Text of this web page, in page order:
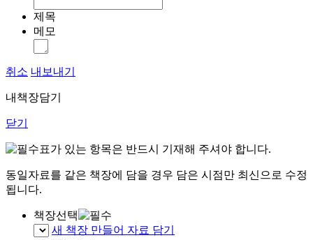
제목
메모
취소 내보내기
내책장담기
닫기
표가 있는 항목은 반드시 기재해 주셔야 합니다.
동일자료를 같은 책장에 담을 경우 담은 시점만 최신으로 수정
됩니다.
책장선택
새 책장 만들어 자료 담기